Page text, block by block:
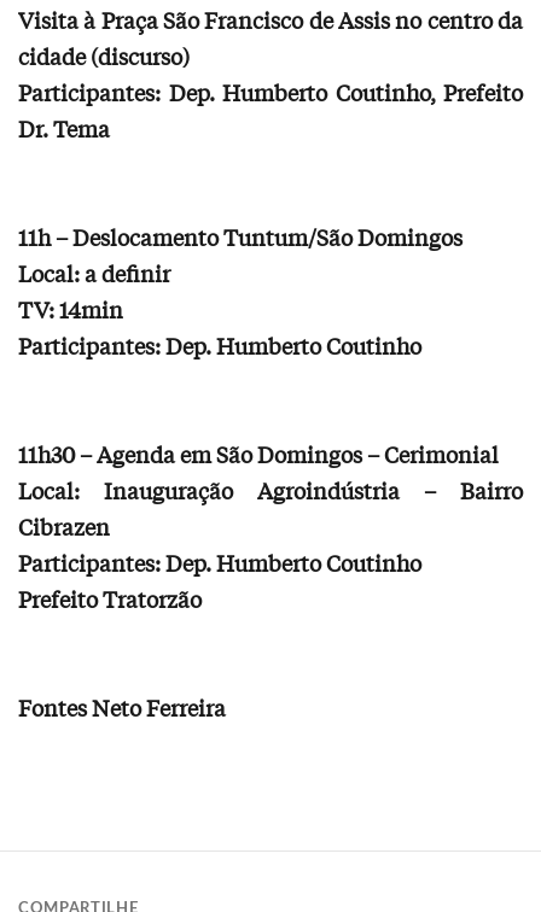
Visita à Praça São Francisco de Assis no centro da
cidade (discurso)
Participantes: Dep. Humberto Coutinho, Prefeito
Dr. Tema
11h – Deslocamento Tuntum/São Domingos
Local: a definir
TV: 14min
Participantes: Dep. Humberto Coutinho
11h30 – Agenda em São Domingos – Cerimonial
Local: Inauguração Agroindústria – Bairro
Cibrazen
Participantes: Dep. Humberto Coutinho
Prefeito Tratorzão
Fontes Neto Ferreira